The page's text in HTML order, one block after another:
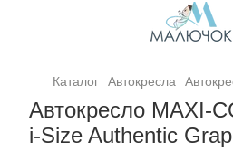
Каталог Автокресла
Автокресло MAXI-
i-Size Authentic